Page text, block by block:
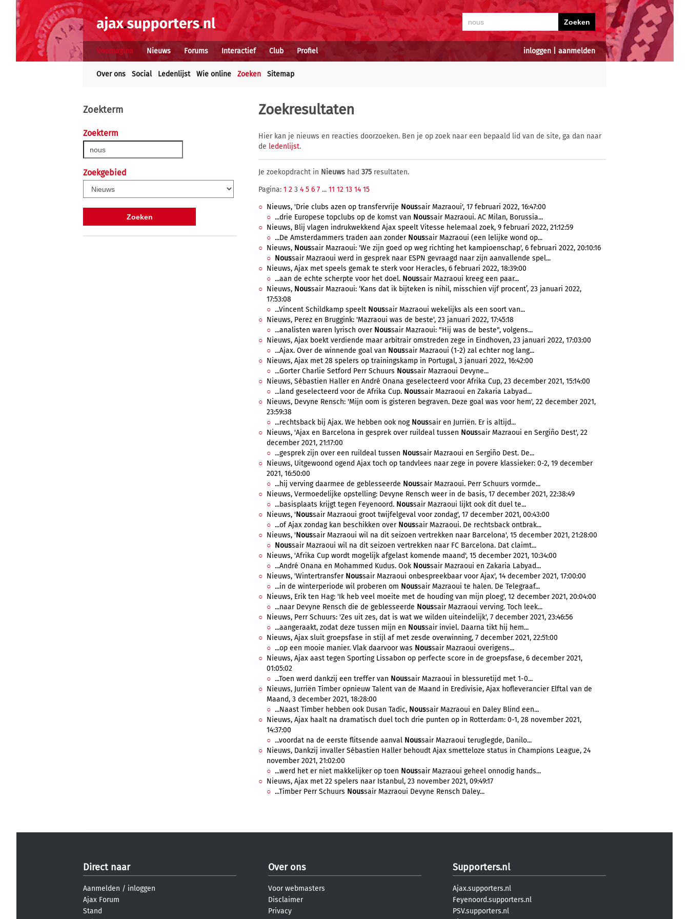
inloggen aanmelden
Voorpagina Nieuws Forums Interactief Club Profiel
Over ons Social Ledenlijst Wie online Zoeken Sitemap
Zoekterm
Zoekterm
Zoekgebied
Zoekresultaten
Hier kan je nieuws en reacties doorzoeken. Ben je op zoek naar een bepaald lid van de site, ga dan naar
de ledenlijst.
Je zoekopdracht in Nieuws had 375 resultaten.
Pagina: 1 2 3 4 5 6 7 ... 11 12 13 14 15
Nieuws, 'Drie clubs azen op transfervrije Noussair Mazraoui', 17 februari 2022, 16:47:00
...drie Europese topclubs op de komst van Noussair Mazraoui. AC Milan, Borussia...
Nieuws, Blij vlagen indrukwekkend Ajax speelt Vitesse helemaal zoek, 9 februari 2022, 21:12:59
...De Amsterdammers traden aan zonder Noussair Mazraoui (een lelijke wond op...
Nieuws, Noussair Mazraoui: 'We zijn goed op weg richting het kampioenschap', 6 februari 2022, 20:10:16
Noussair Mazraoui werd in gesprek naar ESPN gevraagd naar zijn aanvallende spel...
Nieuws, Ajax met speels gemak te sterk voor Heracles, 6 februari 2022, 18:39:00
...aan de echte scherpte voor het doel. Noussair Mazraoui kreeg een paar...
Nieuws, Noussair Mazraoui: ‘Kans dat ik bijteken is nihil, misschien vijf procent’, 23 januari 2022,
17:53:08
...Vincent Schildkamp speelt Noussair Mazraoui wekelijks als een soort van...
Nieuws, Perez en Bruggink: 'Mazraoui was de beste', 23 januari 2022, 17:45:18
...analisten waren lyrisch over Noussair Mazraoui: "Hij was de beste", volgens...
Nieuws, Ajax boekt verdiende maar arbitrair omstreden zege in Eindhoven, 23 januari 2022, 17:03:00
...Ajax. Over de winnende goal van Noussair Mazraoui (1-2) zal echter nog lang...
Nieuws, Ajax met 28 spelers op trainingskamp in Portugal, 3 januari 2022, 16:42:00
...Gorter Charlie Setford Perr Schuurs Noussair Mazraoui Devyne...
Nieuws, Sébastien Haller en André Onana geselecteerd voor Afrika Cup, 23 december 2021, 15:14:00
...land geselecteerd voor de Afrika Cup. Noussair Mazraoui en Zakaria Labyad...
Nieuws, Devyne Rensch: 'Mijn oom is gisteren begraven. Deze goal was voor hem', 22 december 2021,
23:59:38
...rechtsback bij Ajax. We hebben ook nog Noussair en Jurriën. Er is altijd...
Nieuws, 'Ajax en Barcelona in gesprek over ruildeal tussen Noussair Mazraoui en Sergiño Dest', 22
december 2021, 21:17:00
...gesprek zijn over een ruildeal tussen Noussair Mazraoui en Sergiño Dest. De...
Nieuws, Uitgewoond ogend Ajax toch op tandvlees naar zege in povere klassieker: 0-2, 19 december
2021, 16:50:00
...hij verving daarmee de geblesseerde Noussair Mazraoui. Perr Schuurs vormde...
Nieuws, Vermoedelijke opstelling: Devyne Rensch weer in de basis, 17 december 2021, 22:38:49
...basisplaats krijgt tegen Feyenoord. Noussair Mazraoui lijkt ook dit duel te...
Nieuws, 'Noussair Mazraoui groot twijfelgeval voor zondag', 17 december 2021, 00:43:00
...of Ajax zondag kan beschikken over Noussair Mazraoui. De rechtsback ontbrak...
Nieuws, 'Noussair Mazraoui wil na dit seizoen vertrekken naar Barcelona', 15 december 2021, 21:28:00
Noussair Mazraoui wil na dit seizoen vertrekken naar FC Barcelona. Dat claimt...
Nieuws, 'Afrika Cup wordt mogelijk afgelast komende maand', 15 december 2021, 10:34:00
...André Onana en Mohammed Kudus. Ook Noussair Mazraoui en Zakaria Labyad...
Nieuws, 'Wintertransfer Noussair Mazraoui onbespreekbaar voor Ajax', 14 december 2021, 17:00:00
...in de winterperiode wil proberen om Noussair Mazraoui te halen. De Telegraaf...
Nieuws, Erik ten Hag: 'Ik heb veel moeite met de houding van mijn ploeg', 12 december 2021, 20:04:00
...naar Devyne Rensch die de geblesseerde Noussair Mazraoui verving. Toch leek...
Nieuws, Perr Schuurs: 'Zes uit zes, dat is wat we wilden uiteindelijk', 7 december 2021, 23:46:56
...aangeraakt, zodat deze tussen mijn en Noussair inviel. Daarna tikt hij hem...
Nieuws, Ajax sluit groepsfase in stijl af met zesde overwinning, 7 december 2021, 22:51:00
...op een mooie manier. Vlak daarvoor was Noussair Mazraoui overigens...
Nieuws, Ajax aast tegen Sporting Lissabon op perfecte score in de groepsfase, 6 december 2021,
01:05:02
...Toen werd dankzij een treffer van Noussair Mazraoui in blessuretijd met 1-0...
Nieuws, Jurriën Timber opnieuw Talent van de Maand in Eredivisie, Ajax hofleverancier Elftal van de
Maand, 3 december 2021, 18:28:00
...Naast Timber hebben ook Dusan Tadic, Noussair Mazraoui en Daley Blind een...
Nieuws, Ajax haalt na dramatisch duel toch drie punten op in Rotterdam: 0-1, 28 november 2021,
14:37:00
...voordat na de eerste flitsende aanval Noussair Mazraoui teruglegde, Danilo...
Nieuws, Dankzij invaller Sébastien Haller behoudt Ajax smetteloze status in Champions League, 24
november 2021, 21:02:00
...werd het er niet makkelijker op toen Noussair Mazraoui geheel onnodig hands...
Nieuws, Ajax met 22 spelers naar Istanbul, 23 november 2021, 09:49:17
...Timber Perr Schuurs Noussair Mazraoui Devyne Rensch Daley...
Direct naar
Aanmelden / inloggen
Ajax Forum
Stand
Over ons
Voor webmasters
Disclaimer
Privacy
Supporters.nl
Ajax.supporters.nl
Feyenoord.supporters.nl
PSV.supporters.nl